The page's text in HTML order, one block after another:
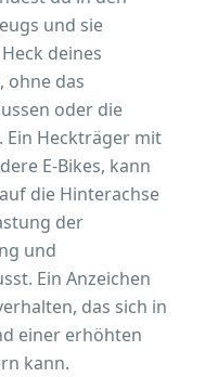
und sie
deines
ohne das
oder die
Heckträger mit
E-Bikes, kann
die Hinterachse
der
und
Ein Anzeichen
das sich in
einer erhöhten
kann.